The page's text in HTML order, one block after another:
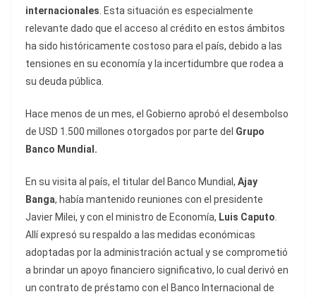
internacionales. Esta situación es especialmente
relevante dado que el acceso al crédito en estos ámbitos
ha sido históricamente costoso para el país, debido a las
tensiones en su economía y la incertidumbre que rodea a
su deuda pública.
Hace menos de un mes, el Gobierno aprobó el desembolso
de USD 1.500 millones otorgados por parte del Grupo
Banco Mundial.
En su visita al país, el titular del Banco Mundial, Ajay
Banga, había mantenido reuniones con el presidente
Javier Milei, y con el ministro de Economía, Luis Caputo.
Allí expresó su respaldo a las medidas económicas
adoptadas por la administración actual y se comprometió
a brindar un apoyo financiero significativo, lo cual derivó en
un contrato de préstamo con el Banco Internacional de